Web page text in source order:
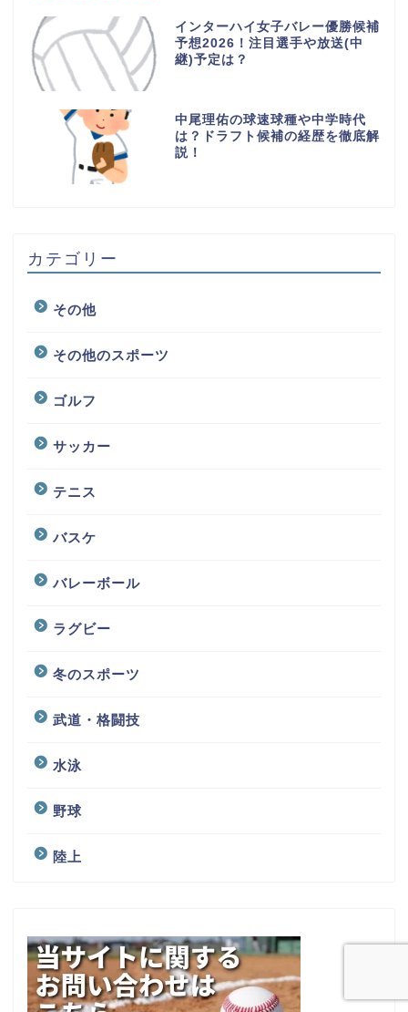
インターハイ女子バレー優勝候補
予想2026！注目選手や放送(中
継)予定は？
中尾理佑の球速球種や中学時代
は？ドラフト候補の経歴を徹底解
説！
カテゴリー
その他
その他のスポーツ
ゴルフ
サッカー
テニス
バスケ
バレーボール
ラグビー
冬のスポーツ
武道・格闘技
水泳
野球
陸上